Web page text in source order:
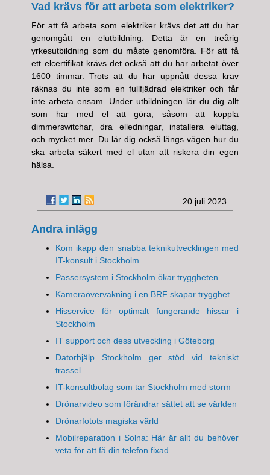
Vad krävs för att arbeta som elektriker?
För att få arbeta som elektriker krävs det att du har
genomgått en elutbildning. Detta är en treårig
yrkesutbildning som du måste genomföra. För att få
ett elcertifikat krävs det också att du har arbetat över
1600 timmar. Trots att du har uppnått dessa krav
räknas du inte som en fullfjädrad elektriker och får
inte arbeta ensam. Under utbildningen lär du dig allt
som har med el att göra, såsom att koppla
dimmerswitchar, dra elledningar, installera eluttag,
och mycket mer. Du lär dig också längs vägen hur du
ska arbeta säkert med el utan att riskera din egen
hälsa.
20 juli 2023
Andra inlägg
Kom ikapp den snabba teknikutvecklingen med
IT-konsult i Stockholm
Passersystem i Stockholm ökar tryggheten
Kameraövervakning i en BRF skapar trygghet
Hisservice för optimalt fungerande hissar i
Stockholm
IT support och dess utveckling i Göteborg
Datorhjälp Stockholm ger stöd vid tekniskt
trassel
IT-konsultbolag som tar Stockholm med storm
Drönarvideo som förändrar sättet att se världen
Drönarfotots magiska värld
Mobilreparation i Solna: Här är allt du behöver
veta för att få din telefon fixad